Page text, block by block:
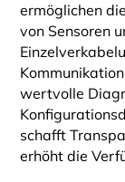
ermöglichen
von Sensoren und Aktoren – ganz ohne
Kommunikation werden
wertvolle
schafft Transparenz, erleichtert die Wartung und
erhöht die